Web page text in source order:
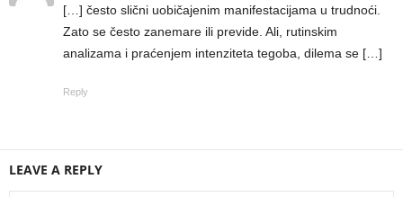
[…] često slični uobičajenim manifestacijama u trudnoći.
Zato se često zanemare ili previde. Ali, rutinskim
analizama i praćenjem intenziteta tegoba, dilema se […]
Reply
LEAVE A REPLY